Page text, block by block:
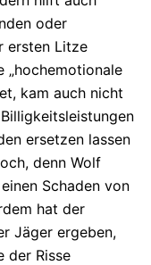
oder
ersten Litze
„hochemotionale
kam auch nicht
ersetzen lassen
denn Wolf
Schaden von
hat der
Jäger ergeben,
der Risse